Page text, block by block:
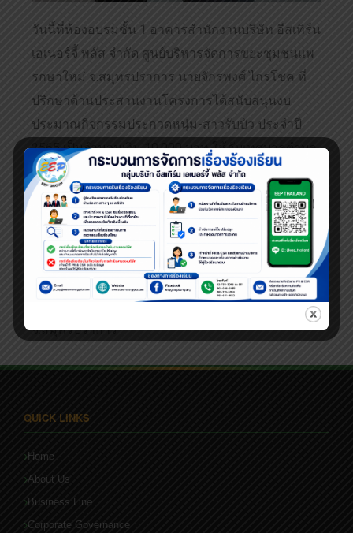
วันนี้ที่ห้องอบรมชั้น 1 อาคารสำนักงานบริษัท อีสเทิร์น
เอเนอร์จี้ พลัส จำกัด ศูนย์บริหารจัดการขยะชุมชนแพ
รกษาใหม่ จ.สมุทรปราการ นายจักรพงศ์ ไกรโชค ที่
ปรึกษาด้านประสานงานโครงการได้สนับสนุนงบ
ประมาณกิจกรรมประกวดหนุ่ม-สาวรับบัว ประจำปี
2565 เป็นจำนวนเงิน 10,000 บาท ให้กับเทศบาลตำบล
บางพลี จ.สมุทรปราการ โดยมีนายณัชชุกร นิบุญธรรม
หัวหน้าฝ่ายพัฒนารายได้ เทศบาลตำบลบางพลี เป็น
ผู้รับมอบ
กิจกรรมการประกวดหนุ่ม-สาวรับบัว เป็นส่วนหนึ่งใน
กิจกรรมของประเพณีรับบัว ซึ่งเป็นประเพณีเก่าแก่
สืบทอดมายาวนานของคนชาวอำเภอบางพลี
จ.สมุทรปราการ
QUICK LINKS
Home
About Us
Business Line
Corporate Governance